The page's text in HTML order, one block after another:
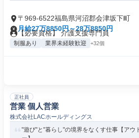
〒969-6522福島県河沼郡会津坂下町
月給27万8850円～28万8850円
【必要資格】 介護支援専門員
制服あり 業界未経験歓迎 +32個
正社員
営業 個人営業
株式会社LACホールディングス
"遊び"と"暮らし"の境界をなくす仕事【アウ